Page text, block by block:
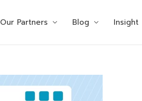
Our Partners Blog Insight